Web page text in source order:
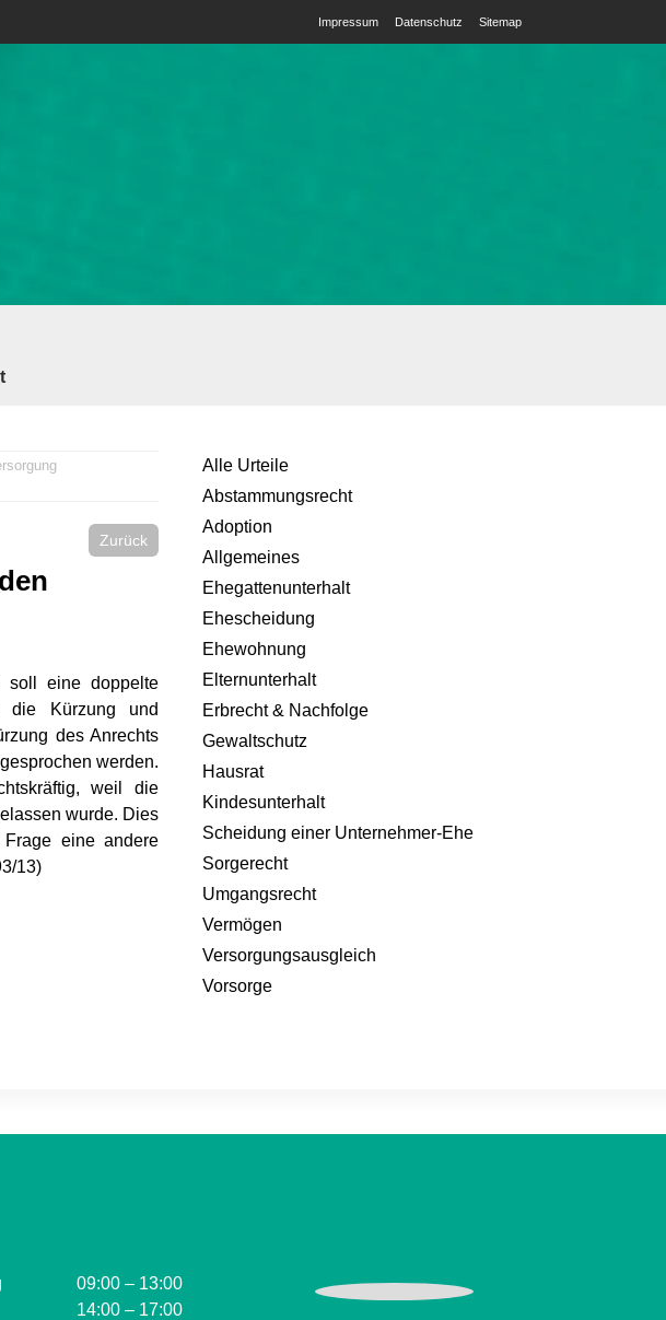
Impressum Datenschutz Sitemap
Zurück
soll eine doppelte
die Kürzung und
des Anrechts
werden.
weil die
wurde. Dies
eine andere
13)
Alle Urteile
Abstammungsrecht
Adoption
Allgemeines
Ehegattenunterhalt
Ehescheidung
Ehewohnung
Elternunterhalt
Erbrecht & Nachfolge
Gewaltschutz
Hausrat
Kindesunterhalt
Scheidung einer Unternehmer-Ehe
Sorgerecht
Umgangsrecht
Vermögen
Versorgungsausgleich
Vorsorge
09:00 – 13:00
14:00 – 17:00